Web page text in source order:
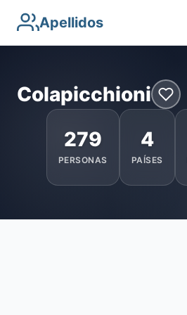
Apellidos
Colapicchioni
279
PERSONAS
4
PAÍSES